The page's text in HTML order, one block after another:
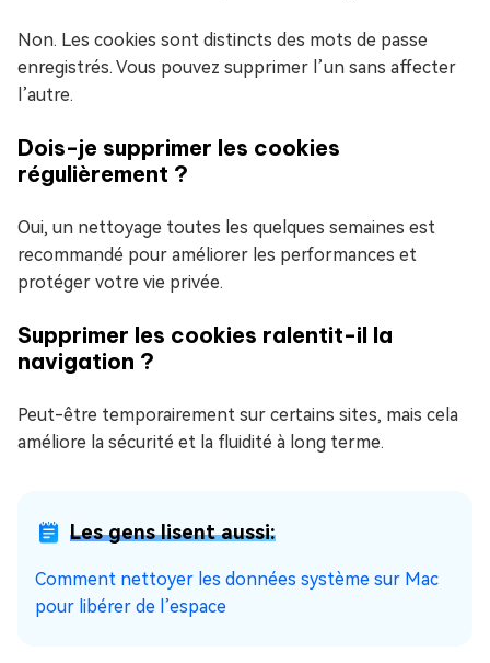
Non. Les cookies sont distincts des mots de passe
enregistrés. Vous pouvez supprimer l’un sans affecter
l’autre.
Dois-je supprimer les cookies
régulièrement ?
Oui, un nettoyage toutes les quelques semaines est
recommandé pour améliorer les performances et
protéger votre vie privée.
Supprimer les cookies ralentit-il la
navigation ?
Peut-être temporairement sur certains sites, mais cela
améliore la sécurité et la fluidité à long terme.
Les gens lisent aussi:
Comment nettoyer les données système sur Mac
pour libérer de l’espace